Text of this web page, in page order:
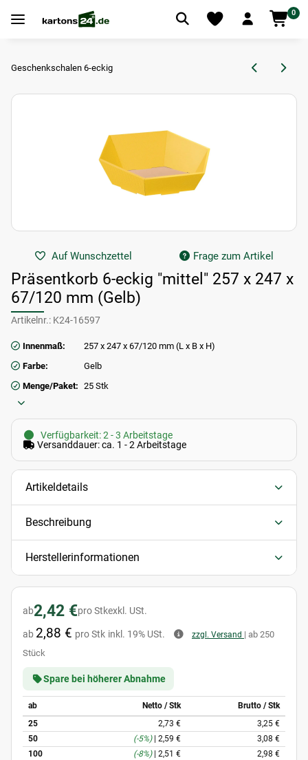
0
Geschenkschalen 6-eckig
Auf Wunschzettel Frage zum Artikel
Präsentkorb 6-eckig "mittel" 257 x 247 x
67/120 mm (Gelb)
Artikelnr.: K24-16597
Innenmaß:
257 x 247 x 67/120 mm (L x B x H)
Farbe:
Gelb
Menge/Paket: 25 Stk
Verfügbarkeit: 2 - 3 Arbeitstage
Versanddauer: ca. 1 - 2 Arbeitstage
Artikeldetails
Beschreibung
Herstellerinformationen
ab2,42 €pro Stkexkl. USt.
ab 2,88 € pro Stk inkl. 19% USt. zzgl. Versand | ab 250
Stück
Spare bei höherer Abnahme
ab Netto / Stk
Brutto / Stk
25
2,73 €
3,25 €
50
(-5%) 2,59 €
3,08 €
100
(-8%) 2,51 €
2,98 €